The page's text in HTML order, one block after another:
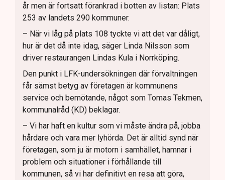
år men är fortsatt förankrad i botten av listan: Plats
253 av landets 290 kommuner.
– När vi låg på plats 108 tyckte vi att det var dåligt,
hur är det då inte idag, säger Linda Nilsson som
driver restaurangen Lindas Kula i Norrköping.
Den punkt i LFK-undersökningen där förvaltningen
får sämst betyg av företagen är kommunens
service och bemötande, något som Tomas Tekmen,
kommunalråd (KD) beklagar.
– Vi har haft en kultur som vi måste ändra på, jobba
hårdare och vara mer lyhörda. Det är alltid synd när
företagen, som ju är motorn i samhället, hamnar i
problem och situationer i förhållande till
kommunen, så vi har definitivt en resa att göra,